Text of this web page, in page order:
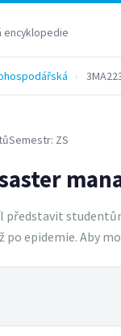
encyklopedie
›
Semestr: ZS
představit
epidemie. Aby